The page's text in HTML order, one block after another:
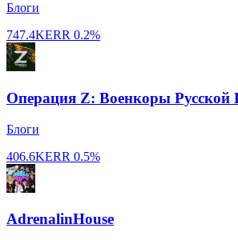
Блоги
747.4KERR 0.2%
Операция Z: Военкоры Русской
Блоги
406.6KERR 0.5%
AdrenalinHouse